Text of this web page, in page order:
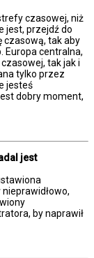
czasowej, niż
jest, przejdź do
tak aby
Europa centralna,
tak jak i
tylko przez
jesteś
dobry moment,
jest
by naprawił